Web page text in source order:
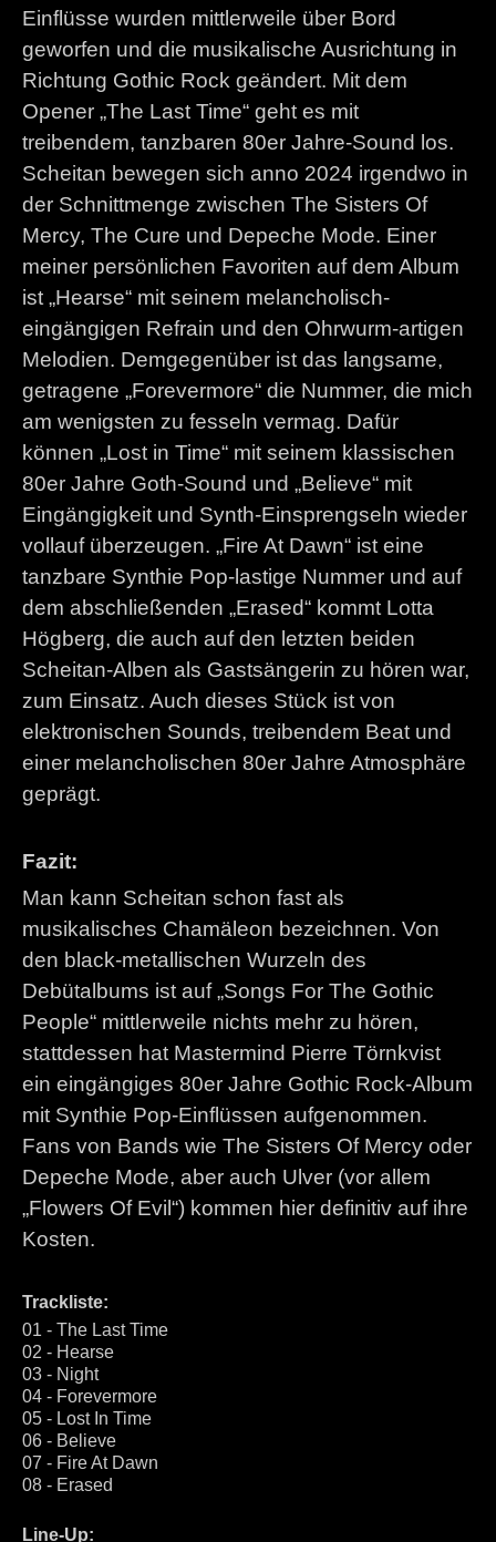
Einflüsse wurden mittlerweile über Bord
geworfen und die musikalische Ausrichtung in
Richtung Gothic Rock geändert. Mit dem
Opener „The Last Time“ geht es mit
treibendem, tanzbaren 80er Jahre-Sound los.
Scheitan bewegen sich anno 2024 irgendwo in
der Schnittmenge zwischen The Sisters Of
Mercy, The Cure und Depeche Mode. Einer
meiner persönlichen Favoriten auf dem Album
ist „Hearse“ mit seinem melancholisch-
eingängigen Refrain und den Ohrwurm-artigen
Melodien. Demgegenüber ist das langsame,
getragene „Forevermore“ die Nummer, die mich
am wenigsten zu fesseln vermag. Dafür
können „Lost in Time“ mit seinem klassischen
80er Jahre Goth-Sound und „Believe“ mit
Eingängigkeit und Synth-Einsprengseln wieder
vollauf überzeugen. „Fire At Dawn“ ist eine
tanzbare Synthie Pop-lastige Nummer und auf
dem abschließenden „Erased“ kommt Lotta
Högberg, die auch auf den letzten beiden
Scheitan-Alben als Gastsängerin zu hören war,
zum Einsatz. Auch dieses Stück ist von
elektronischen Sounds, treibendem Beat und
einer melancholischen 80er Jahre Atmosphäre
geprägt.
Fazit:
Man kann Scheitan schon fast als
musikalisches Chamäleon bezeichnen. Von
den black-metallischen Wurzeln des
Debütalbums ist auf „Songs For The Gothic
People“ mittlerweile nichts mehr zu hören,
stattdessen hat Mastermind Pierre Törnkvist
ein eingängiges 80er Jahre Gothic Rock-Album
mit Synthie Pop-Einflüssen aufgenommen.
Fans von Bands wie The Sisters Of Mercy oder
Depeche Mode, aber auch Ulver (vor allem
„Flowers Of Evil“) kommen hier definitiv auf ihre
Kosten.
Trackliste:
01 - The Last Time
02 - Hearse
03 - Night
04 - Forevermore
05 - Lost In Time
06 - Believe
07 - Fire At Dawn
08 - Erased
Line-Up: